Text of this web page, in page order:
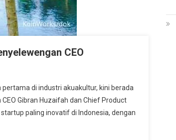
CEO
pertama di industri akuakultur, kini berada
Gibran Huzaifah dan Chief Product
paling inovatif di Indonesia, dengan